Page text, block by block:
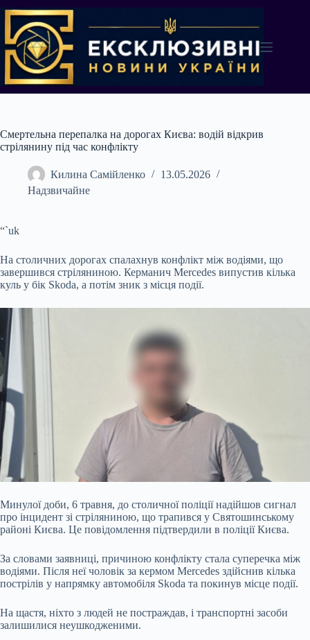
до
вмісту
Смертельна перепалка на дорогах Києва: водій відкрив
стрілянину під час конфлікту
Килина Самійленко
13.05.2026
Надзвичайне
“`uk
На столичних дорогах спалахнув конфлікт між водіями, що
завершився стріляниною. Керманич Mercedes випустив кілька
куль у бік Skoda, а потім зник з місця події.
Минулої доби, 6 травня, до столичної поліції надійшов сигнал
про інцидент зі стріляниною, що трапився у Святошинському
районі Києва. Це повідомлення підтвердили в поліції Києва.
За словами заявниці, причиною конфлікту стала суперечка між
водіями. Після неї чоловік за кермом Mercedes здійснив кілька
пострілів у напрямку автомобіля Skoda та покинув місце події.
На щастя, ніхто з людей не постраждав, і транспортні засоби
залишилися неушкодженими.